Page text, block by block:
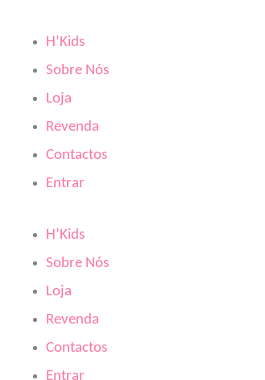
content
H’Kids
Sobre Nós
Loja
Revenda
Contactos
Entrar
H’Kids
Sobre Nós
Loja
Revenda
Contactos
Entrar